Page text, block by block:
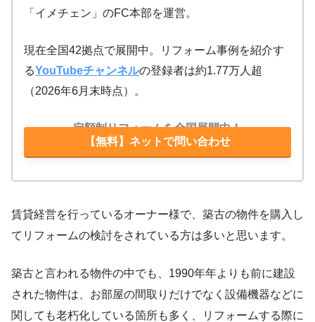
「イメチェン」のFC本部を運営。
現在全国42拠点で展開中。リフォーム事例を紹介す
るYouTubeチャンネルの登録者は約1.77万人超
（2026年6月末時点）。
定額制リフォームを全国展開中！
【無料】ネットで問い合わせ
賃貸経営を行っているオーナー様で、築古の物件を購入し
てリフォームの検討をされている方は多いと思います。
築古と言われる物件の中でも、1990年年よりも前に建設
された物件は、お部屋の間取りだけでなく設備機器などに
関しても老朽化している箇所も多く、リフォームする際に